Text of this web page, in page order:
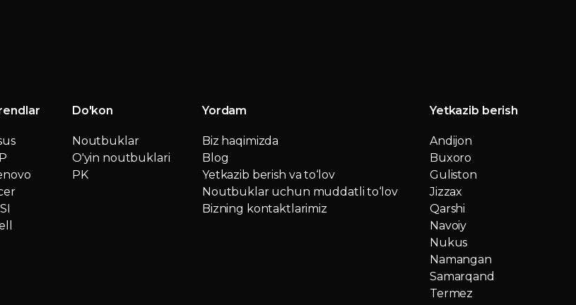
Do'kon
Noutbuklar
O'yin noutbuklari
PK
Yordam
Biz haqimizda
Blog
Yetkazib berish va to‘lov
Noutbuklar uchun muddatli to‘lov
Bizning kontaktlarimiz
Yetkazib berish
Andijon
Buxoro
Guliston
Jizzax
Qarshi
Navoiy
Nukus
Namangan
Samarqand
Termez